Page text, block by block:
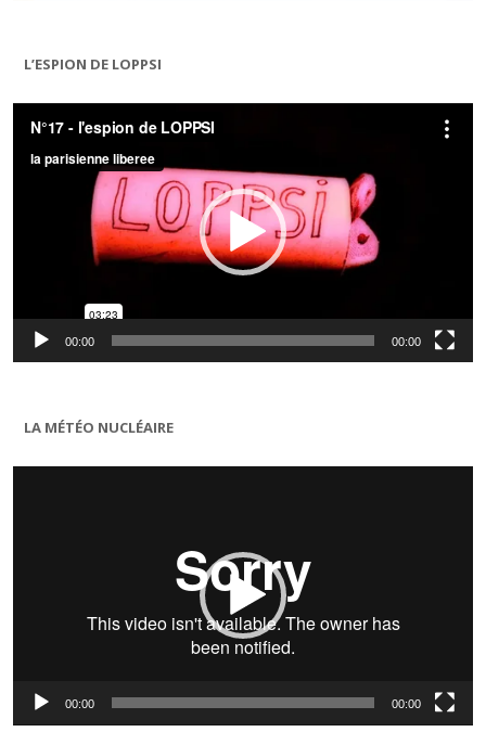
L’ESPION DE LOPPSI
Lecteur
vidéo
00:00 00:00
LA MÉTÉO NUCLÉAIRE
Lecteur
00:00 00:00